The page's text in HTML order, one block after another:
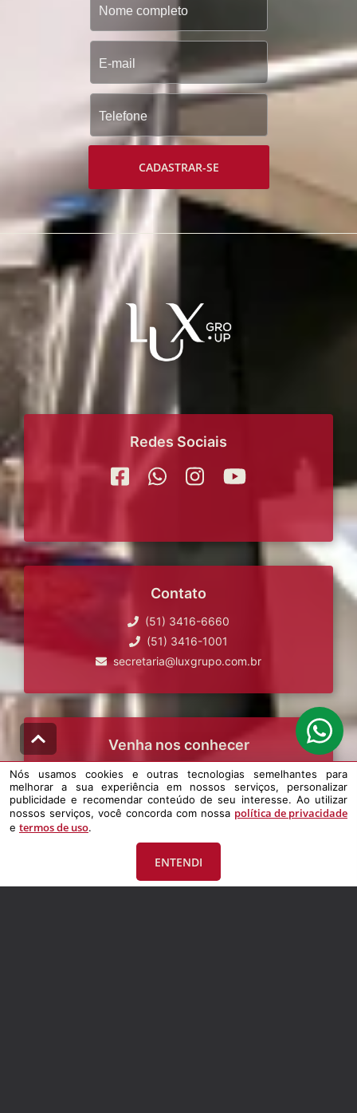
CADASTRAR-SE
Redes Sociais
Contato
(51) 3416-6660
(51) 3416-1001
secretaria@luxgrupo.com.br
Venha nos conhecer
Lux 1: R. Sepé, 1745 - Centro
Lux 2: R. José M. Lopes, 980 - Zona Nova
CEP: Capão da Canoa, RS
Nós usamos cookies e outras tecnologias semelhantes para
melhorar a sua experiência em nossos serviços, personalizar
publicidade e recomendar conteúdo de seu interesse. Ao utilizar
nossos serviços, você concorda com nossa política de privacidade
e termos de uso.
ENTENDI